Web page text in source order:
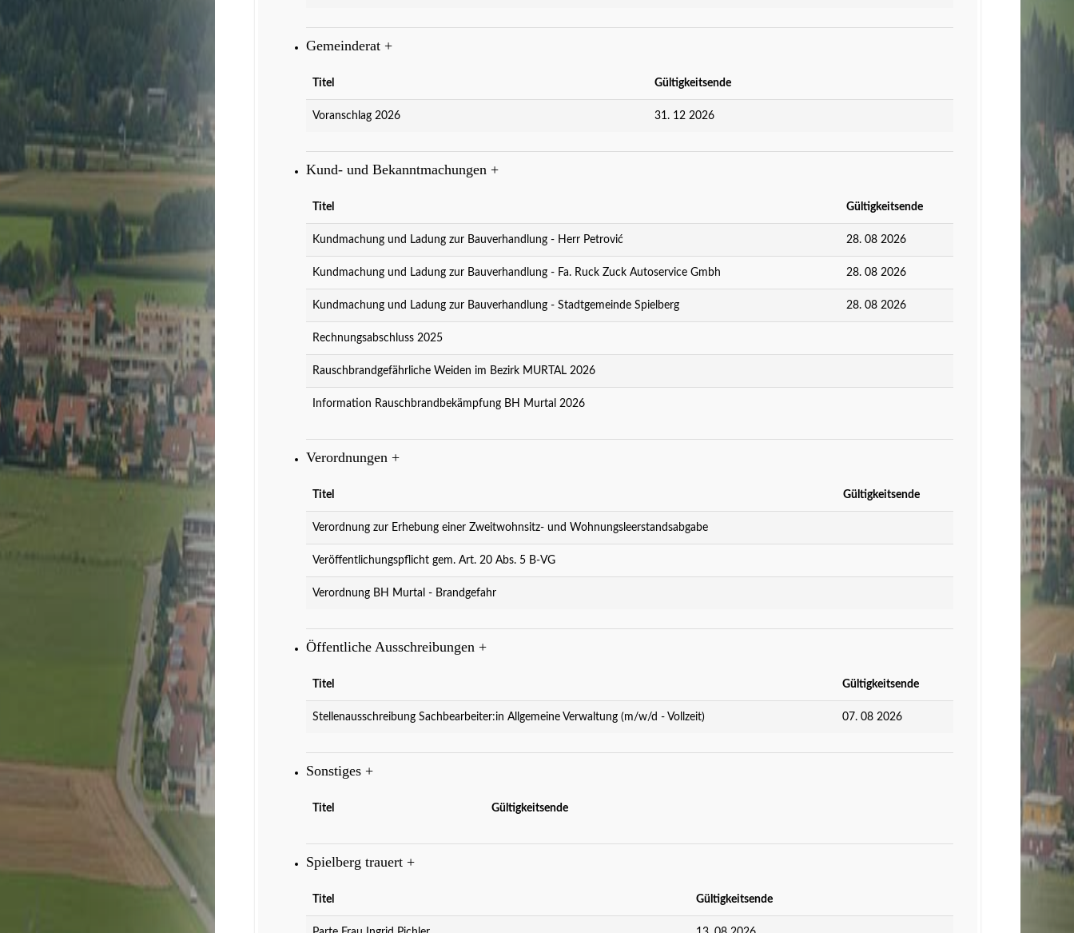
Spielberg ist Kultur - Kultur ist Spielberg!weiter..
Gemeinderat +
Titel Gültigkeitsende
Voranschlag 2026 31. 12 2026
Kund- und Bekanntmachungen +
Titel Gültigkeitsende
Kundmachung und Ladung zur Bauverhandlung - Herr Petrović 28. 08 2026
Kundmachung und Ladung zur Bauverhandlung - Fa. Ruck Zuck Autoservice Gmbh 28. 08 2026
Kundmachung und Ladung zur Bauverhandlung - Stadtgemeinde Spielberg 28. 08 2026
Rechnungsabschluss 2025
Rauschbrandgefährliche Weiden im Bezirk MURTAL 2026
Information Rauschbrandbekämpfung BH Murtal 2026
Verordnungen +
Titel Gültigkeitsende
Verordnung zur Erhebung einer Zweitwohnsitz- und Wohnungsleerstandsabgabe
Veröffentlichungspflicht gem. Art. 20 Abs. 5 B-VG
Verordnung BH Murtal - Brandgefahr
Öffentliche Ausschreibungen +
Titel Gültigkeitsende
Stellenausschreibung Sachbearbeiter:in Allgemeine Verwaltung (m/w/d - Vollzeit) 07. 08 2026
Sonstiges +
Titel Gültigkeitsende
Spielberg trauert +
Titel Gültigkeitsende